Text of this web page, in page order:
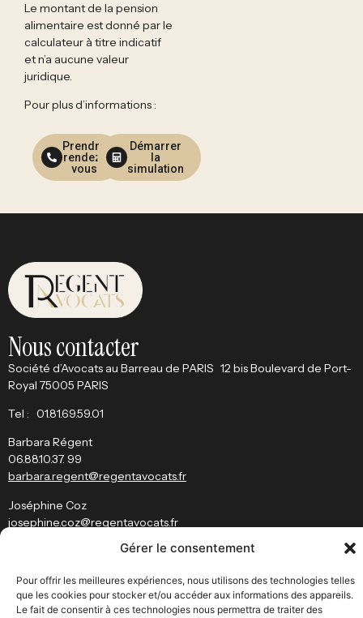
Gérer le consentement
Pour offrir les meilleures expériences, nous utilisons des technologies telles
que les cookies pour stocker et/ou accéder aux informations des appareils.
Le fait de consentir à ces technologies nous permettra de traiter des
Le montant de la pension
alimentaire est donné par le
calculateur à titre indicatif
et n’a aucune valeur
juridique.
Pour plus d’informations :
Prendre
rendez-
vous
Démarrer
la
simulation
Nous contacter
Société d’Avocats au Barreau de PARIS 12 bis Boulevard de Port-
Royal 75005 PARIS
Tel : 01.81.69.59.01
Barbara Régent
06.88.10.37. 99
barbara.regent@regentavocats.fr
Joséphine Coz
josephine.coz@regentavocats.fr
Restez informé
J’ai bien pris connaissance des conditions d’utilisation du site et de
lapolitique des données personnelles.